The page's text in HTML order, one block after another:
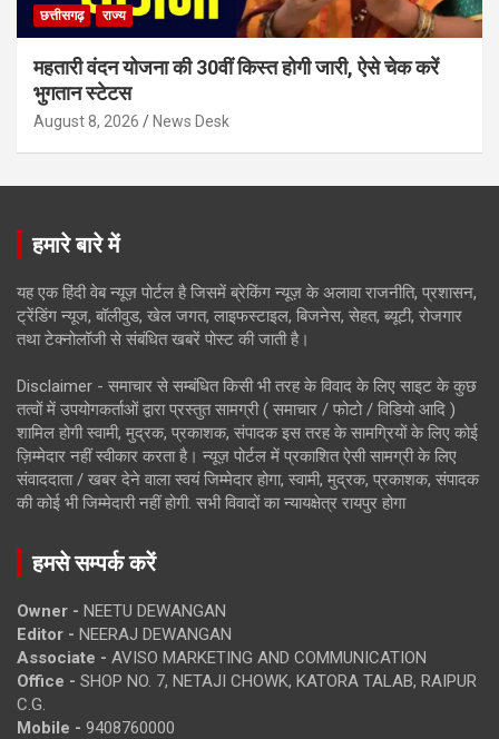
छत्तीसगढ़ राज्य
महतारी वंदन योजना की 30वीं किस्त होगी जारी, ऐसे चेक करें
भुगतान स्टेटस
August 8, 2026 News Desk
हमारे बारे में
यह एक हिंदी वेब न्यूज़ पोर्टल है जिसमें ब्रेकिंग न्यूज़ के अलावा राजनीति, प्रशासन,
ट्रेंडिंग न्यूज, बॉलीवुड, खेल जगत, लाइफस्टाइल, बिजनेस, सेहत, ब्यूटी, रोजगार
तथा टेक्नोलॉजी से संबंधित खबरें पोस्ट की जाती है।
Disclaimer - समाचार से सम्बंधित किसी भी तरह के विवाद के लिए साइट के कुछ
तत्वों में उपयोगकर्ताओं द्वारा प्रस्तुत सामग्री ( समाचार / फोटो / विडियो आदि )
शामिल होगी स्वामी, मुद्रक, प्रकाशक, संपादक इस तरह के सामग्रियों के लिए कोई
ज़िम्मेदार नहीं स्वीकार करता है। न्यूज़ पोर्टल में प्रकाशित ऐसी सामग्री के लिए
संवाददाता / खबर देने वाला स्वयं जिम्मेदार होगा, स्वामी, मुद्रक, प्रकाशक, संपादक
की कोई भी जिम्मेदारी नहीं होगी. सभी विवादों का न्यायक्षेत्र रायपुर होगा
हमसे सम्पर्क करें
Owner - NEETU DEWANGAN
Editor - NEERAJ DEWANGAN
Associate - AVISO MARKETING AND COMMUNICATION
Office - SHOP NO. 7, NETAJI CHOWK, KATORA TALAB, RAIPUR
C.G.
Mobile - 9408760000